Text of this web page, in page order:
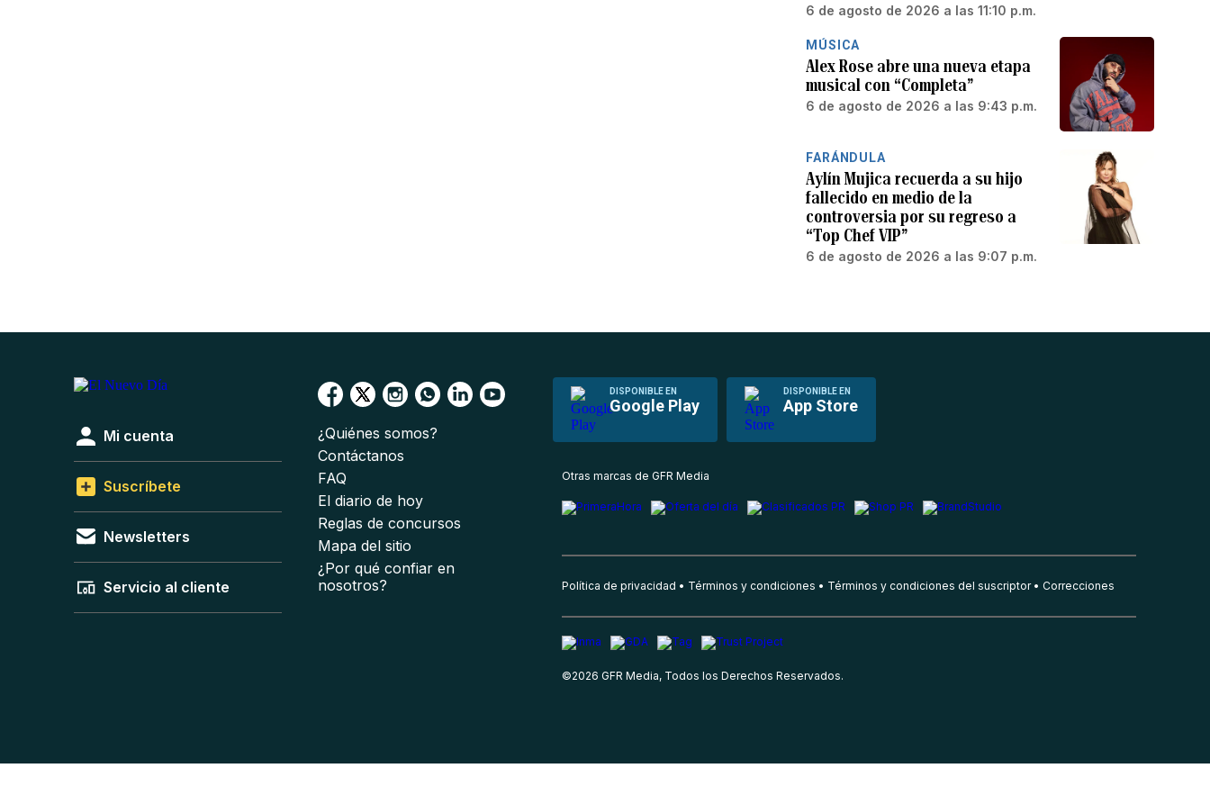
6 de agosto de 2026 a las 11:10 p.m.
MÚSICA
Alex Rose abre una nueva etapa
musical con “Completa”
6 de agosto de 2026 a las 9:43 p.m.
FARÁNDULA
Aylín Mujica recuerda a su hijo
fallecido en medio de la
controversia por su regreso a
“Top Chef VIP”
6 de agosto de 2026 a las 9:07 p.m.
DISPONIBLE EN
Google Play
DISPONIBLE EN
App Store
Mi cuenta
Suscríbete
Newsletters
Servicio al cliente
¿Quiénes somos?
Contáctanos
FAQ
El diario de hoy
Reglas de concursos
Mapa del sitio
¿Por qué confiar en
nosotros?
Otras marcas de GFR Media
Política de privacidad Términos y condiciones Términos y condiciones del suscriptor Correcciones
©2026 GFR Media, Todos los Derechos Reservados.